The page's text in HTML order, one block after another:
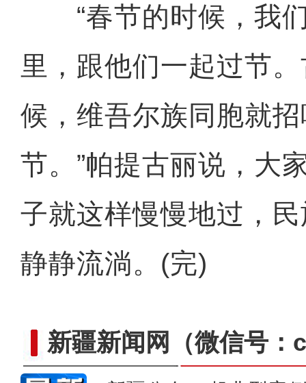
“春节的时候，我们
里，跟他们一起过节
候，维吾尔族同胞就
节。”帕提古丽说，大
子就这样慢慢地过，
静静流淌。(完)
新疆新闻网 （微信号
新疆大学迎百年华诞 多